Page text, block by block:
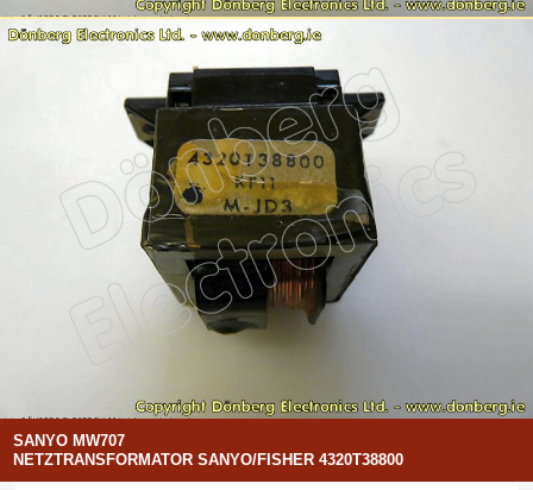
SANYO MW707
NETZTRANSFORMATOR SANYO/FISHER 4320T38800